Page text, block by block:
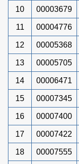
10 00003679
11 00004776
12 00005368
13 00005705
14 00006471
15 00007345
16 00007400
17 00007422
18 00007555